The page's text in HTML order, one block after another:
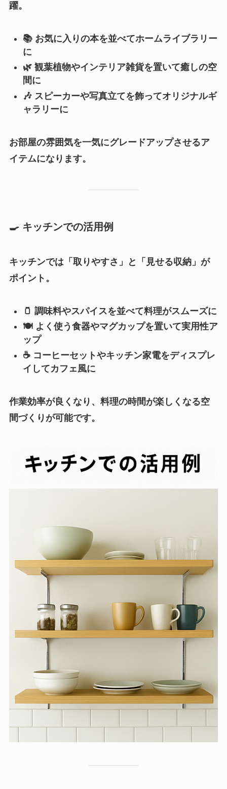
躍。
📚 お気に入りの本を並べてホームライブラリー
に
🌿 観葉植物やインテリア雑貨を置いて癒しの空
間に
🎶 スピーカーや写真立てを飾ってオリジナルギ
ャラリーに
お部屋の雰囲気を一気にグレードアップさせるア
イテムになります。
🍳 キッチンでの活用例
キッチンでは「取りやすさ」と「見せる収納」が
ポイント。
🫙 調味料やスパイスを並べて料理がスムーズに
🍽️ よく使う食器やマグカップを置いて実用性ア
ップ
☕ コーヒーセットやキッチン家電をディスプレ
イしてカフェ風に
作業効率が良くなり、料理の時間が楽しくなる空
間づくりが可能です。